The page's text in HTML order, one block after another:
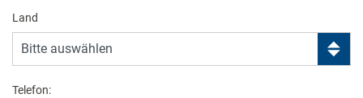
Land
Telefon: